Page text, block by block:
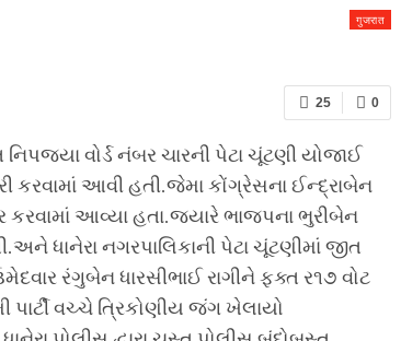
गुजरात
0
25
નિપજ્યા વોર્ડ નંબર ચારની પેટા ચૂંટણી યોજાઈ
કરવામાં આવી હતી.જેમા કોંગ્રેસના ઈન્દ્રાબેન
કરવામાં આવ્યા હતા.જયારે ભાજપના ભુરીબેન
ધાનેરા નગરપાલિકાની પેટા ચૂંટણીમાં જીત
રંગુબેન ધારસીભાઈ રાગીને ફક્ત ર૧૭ વોટ
વચ્ચે ત્રિકોણીય જંગ ખેલાયો